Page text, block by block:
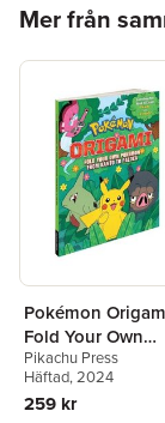
Mer från
Pokémon
Fold Your Own
Pokémon from
Kanto to Paldea:
One Pokémon
Pikachu Press
Häftad, 2024
259 kr